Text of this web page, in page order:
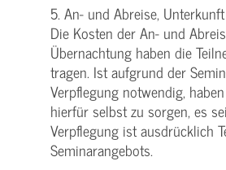
5. An- und Abreise, Unterkunft
Die Kosten der An- und
Übernachtung haben die
tragen. Ist aufgrund der
Verpflegung notwendig,
hierfür selbst zu sorgen, es
Verpflegung ist ausdrücklich
Seminarangebots.